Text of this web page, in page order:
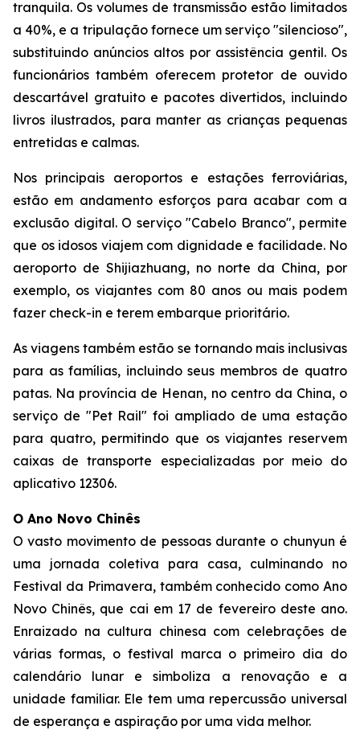
tranquila. Os volumes de transmissão estão limitados
a 40%, e a tripulação fornece um serviço "silencioso",
substituindo anúncios altos por assistência gentil. Os
funcionários também oferecem protetor de ouvido
descartável gratuito e pacotes divertidos, incluindo
livros ilustrados, para manter as crianças pequenas
entretidas e calmas.
Nos principais aeroportos e estações ferroviárias,
estão em andamento esforços para acabar com a
exclusão digital. O serviço "Cabelo Branco", permite
que os idosos viajem com dignidade e facilidade. No
aeroporto de Shijiazhuang, no norte da China, por
exemplo, os viajantes com 80 anos ou mais podem
fazer check-in e terem embarque prioritário.
As viagens também estão se tornando mais inclusivas
para as famílias, incluindo seus membros de quatro
patas. Na província de Henan, no centro da China, o
serviço de "Pet Rail" foi ampliado de uma estação
para quatro, permitindo que os viajantes reservem
caixas de transporte especializadas por meio do
aplicativo 12306.
O Ano Novo Chinês
O vasto movimento de pessoas durante o chunyun é
uma jornada coletiva para casa, culminando no
Festival da Primavera, também conhecido como Ano
Novo Chinês, que cai em 17 de fevereiro deste ano.
Enraizado na cultura chinesa com celebrações de
várias formas, o festival marca o primeiro dia do
calendário lunar e simboliza a renovação e a
unidade familiar. Ele tem uma repercussão universal
de esperança e aspiração por uma vida melhor.